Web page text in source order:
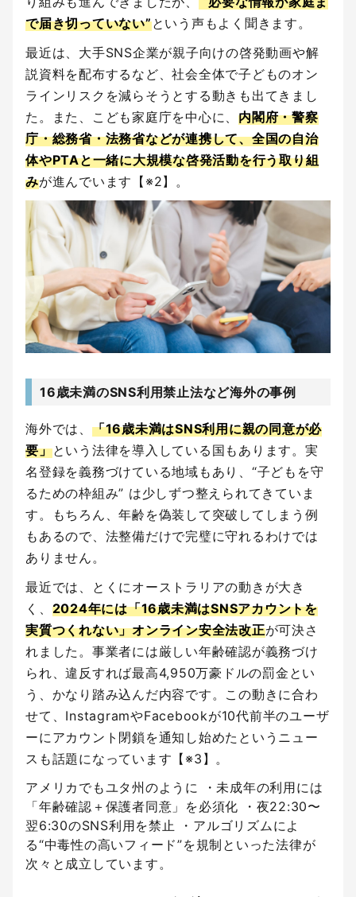
で届き切っていない”という声もよく聞きます。
最近は、大手SNS企業が親子向けの啓発動画や解
説資料を配布するなど、社会全体で子どものオン
ラインリスクを減らそうとする動きも出てきまし
た。また、こども家庭庁を中心に、 内閣府・警察
庁・総務省・法務省などが連携して、全国の自治
体やPTAと一緒に大規模な啓発活動を行う取り組
みが進んでいます【※2】。
16歳未満のSNS利用禁止法など海外の事例
海外では、 「16歳未満はSNS利用に親の同意が必
要」という法律を導入している国もあります。実
名登録を義務づけている地域もあり、“子どもを守
るための枠組み” は少しずつ整えられてきていま
す。もちろん、年齢を偽装して突破してしまう例
もあるので、法整備だけで完璧に守れるわけでは
ありません。
最近では、とくにオーストラリアの動きが大き
く、 2024年には「16歳未満はSNSアカウントを
実質つくれない」オンライン安全法改正が可決さ
れました。事業者には厳しい年齢確認が義務づけ
られ、違反すれば最高4,950万豪ドルの罰金とい
う、かなり踏み込んだ内容です。この動きに合わ
せて、InstagramやFacebookが10代前半のユーザ
ーにアカウント閉鎖を通知し始めたというニュー
スも話題になっています【※3】。
アメリカでもユタ州のように ・未成年の利用には
「年齢確認＋保護者同意」を必須化 ・夜22:30〜
翌6:30のSNS利用を禁止 ・アルゴリズムによ
る“中毒性の高いフィード”を規制といった法律が
次々と成立しています。